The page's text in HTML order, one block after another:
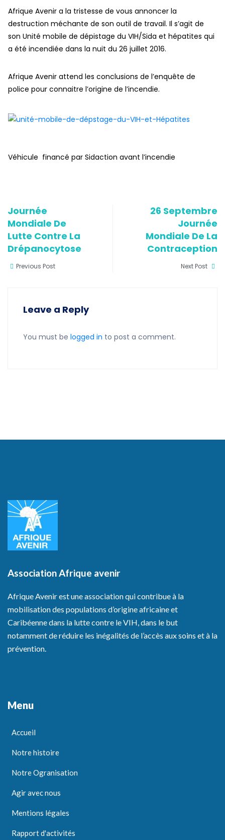
Afrique Avenir a la tristesse de vous annoncer la
destruction méchante de son outil de travail. Il s’agit de
son Unité mobile de dépistage du VIH/Sida et hépatites qui
a été incendiée dans la nuit du 26 juillet 2016.
Afrique Avenir attend les conclusions de l’enquête de
police pour connaitre l’origine de l’incendie.
Véhicule financé par Sidaction avant l’incendie
Journée
Mondiale De
Lutte Contre La
Drépanocytose
Previous Post
26 Septembre
Journée
Mondiale De La
Contraception
Next Post
Leave a Reply
You must be logged in to post a comment.
Association Afrique avenir
Afrique Avenir est une association qui contribue à la
mobilisation des populations d’origine africaine et
Caribéenne dans la lutte contre le VIH, dans le but
notamment de réduire les inégalités de l’accès aux soins et à la
prévention.
Menu
Accueil
Notre histoire
Notre Ogranisation
Agir avec nous
Mentions légales
Rapport d'activités